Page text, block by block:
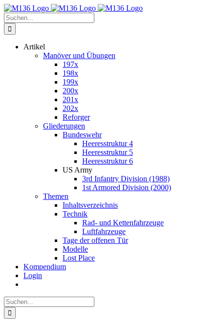
Zum
Inhalt
springen
Suche
nach:
Artikel
Manöver und Übungen
197x
198x
199x
200x
201x
202x
Reforger
Gliederungen
Bundeswehr
Heeresstruktur 4
Heeresstruktur 5
Heeresstruktur 6
US Army
3rd Infantry Division (1988)
1st Armored Division (2000)
Themen
Inhaltsverzeichnis
Technik
Rad- und Kettenfahrzeuge
Luftfahrzeuge
Tage der offenen Tür
Modelle
Lost Place
Kompendium
Login
Suche
nach: